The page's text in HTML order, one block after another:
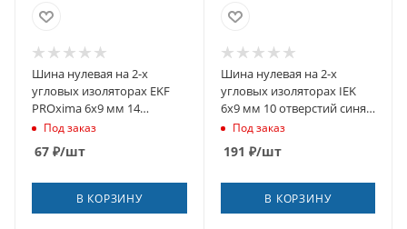
Шина нулевая на 2-х
угловых изоляторах EKF
PROxima 6х9 мм 14
отверстий синяя (sn0-63-
14-2-r)
Под заказ
67 ₽/шт
В КОРЗИНУ
Шина нулевая на 2-х
угловых изоляторах IEK
6х9 мм 10 отверстий синяя
(YNN10-69-10C2-K07)
Под заказ
191 ₽/шт
В КОРЗИНУ